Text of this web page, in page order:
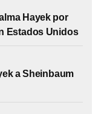
Hayek por
Estados Unidos
a Sheinbaum